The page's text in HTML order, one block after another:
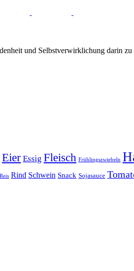
und Selbstverwirklichung darin
Eier Essig Fleisch Frühlingszwiebeln
Reis Rind Schwein Snack Sojasauce